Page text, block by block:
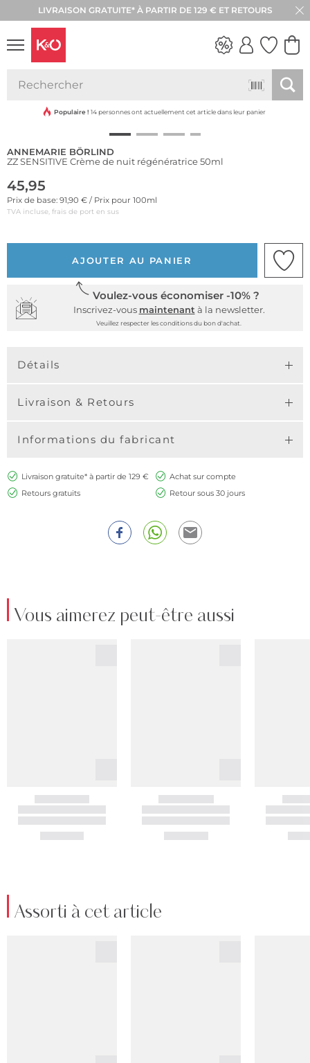
LIVRAISON GRATUITE* À PARTIR DE 129 € ET RETOURS
RETOUR SOUS 30 JOURS
VIBES
Durable
Populaire ! 14 personnes ont actuellement cet article dans leur panier
ANNEMARIE BÖRLIND
ZZ SENSITIVE Crème de nuit régénératrice 50ml
45,95
Prix de base: 91,90 € / Prix pour 100ml
TVA incluse, frais de port en sus
AJOUTER AU PANIER
Voulez-vous économiser -10% ?
Inscrivez-vous maintenant à la newsletter.
Veuillez respecter les conditions du bon d'achat.
Détails
Livraison & Retours
Informations du fabricant
Livraison gratuite* à partir de 129 €
Achat sur compte
Retours gratuits
Retour sous 30 jours
Vous aimerez peut-être aussi
Assorti à cet article